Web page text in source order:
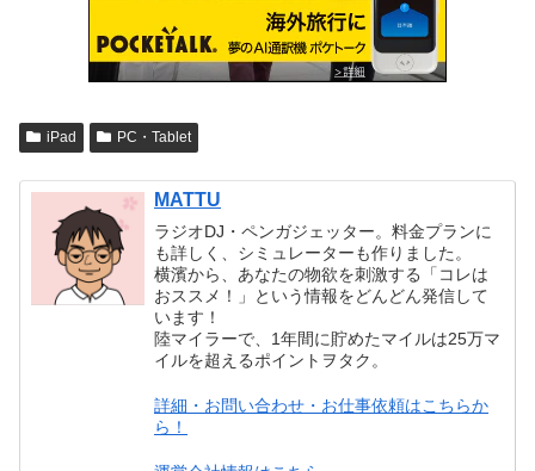
iPad PC・Tablet
MATTU
ラジオDJ・ペンガジェッター。料金プランに
も詳しく、シミュレーターも作りました。
横濱から、あなたの物欲を刺激する「コレは
おススメ！」という情報をどんどん発信して
います！
陸マイラーで、1年間に貯めたマイルは25万マ
イルを超えるポイントヲタク。
詳細・お問い合わせ・お仕事依頼はこちらか
ら！